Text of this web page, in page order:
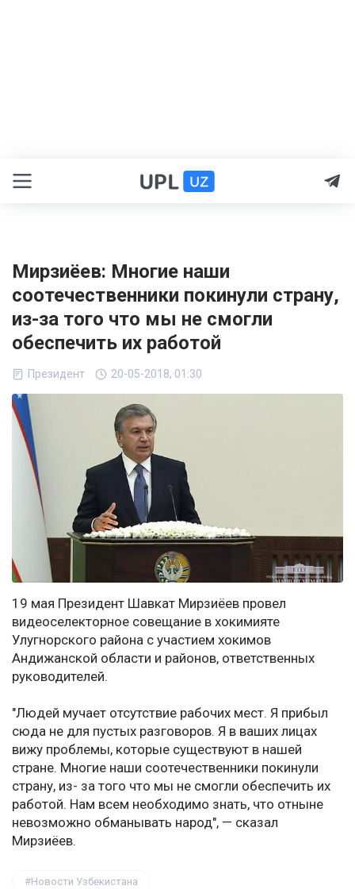
Мирзиёев: Многие наши
соотечественники покинули страну,
из-за того что мы не смогли
обеспечить их работой
Президент 20-05-2018, 01:30
19 мая Президент Шавкат Мирзиёев провел
видеоселекторное совещание в хокимияте
Улугнорского района с участием хокимов
Андижанской области и районов, ответственных
руководителей.
"Людей мучает отсутствие рабочих мест. Я прибыл
сюда не для пустых разговоров. Я в ваших лицах
вижу проблемы, которые существуют в нашей
стране. Многие наши соотечественники покинули
страну, из- за того что мы не смогли обеспечить их
работой. Нам всем необходимо знать, что отныне
невозможно обманывать народ", — сказал
Мирзиёев.
Новости Узбекистана